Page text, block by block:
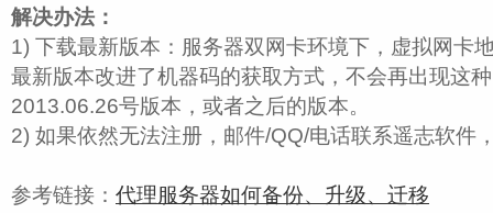
解决办法：
1) 下载最新版本：服务器双网卡环境下，虚拟网卡
最新版本改进了机器码的获取方式，不会再出现这
2013.06.26号版本，或者之后的版本。
2) 如果依然无法注册，邮件/QQ/电话联系遥志软件
参考链接： 代理服务器如何备份、升级、迁移